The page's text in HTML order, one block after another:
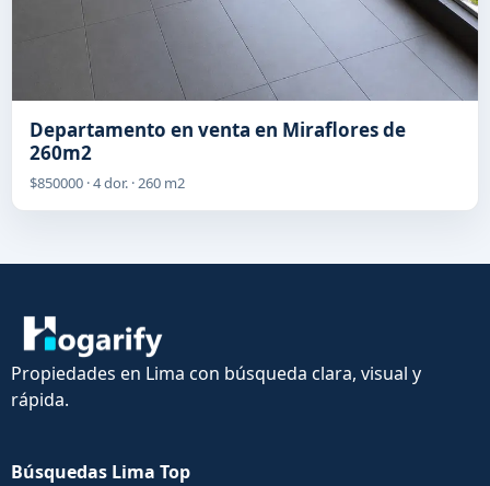
Departamento en venta en Miraflores de
260m2
$850000 · 4 dor. · 260 m2
Propiedades en Lima con búsqueda clara, visual y
rápida.
Búsquedas Lima Top